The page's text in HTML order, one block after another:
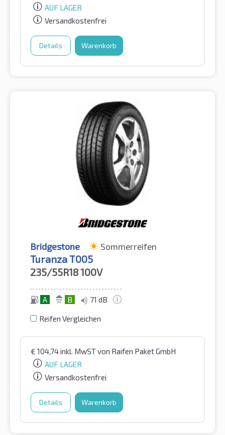
AUF LAGER
Versandkostenfrei
Details Warenkorb
Bridgestone Sommerreifen
Turanza T005
235/55R18100V
A B 71 dB
Reifen Vergleichen
€ 104,74inkl. MwSTvon Raifen Paket GmbH
AUF LAGER
Versandkostenfrei
Details Warenkorb